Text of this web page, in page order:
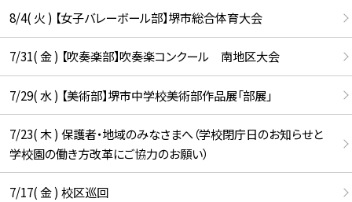
8/4( 火 ) 【女子バレーボール部】堺市総合体育大会
7/31( 金 ) 【吹奏楽部】吹奏楽コンクール 南地区大会
7/29( 水 ) 【美術部】堺市中学校美術部作品展「部展」
7/23( 木 ) 保護者・地域のみなさまへ（学校閉庁日のお知らせと
学校園の働き方改革にご協力のお願い）
7/17( 金 ) 校区巡回